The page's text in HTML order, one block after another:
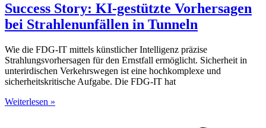
Success Story: KI-gestützte Vorhersagen
bei Strahlenunfällen in Tunneln
Wie die FDG-IT mittels künstlicher Intelligenz präzise
Strahlungsvorhersagen für den Ernstfall ermöglicht. Sicherheit in
unterirdischen Verkehrswegen ist eine hochkomplexe und
sicherheitskritische Aufgabe. Die FDG-IT hat
Weiterlesen »